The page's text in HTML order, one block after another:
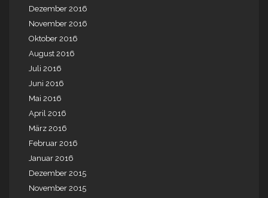
Dezember 2016
November 2016
Oktober 2016
August 2016
Juli 2016
Juni 2016
Mai 2016
April 2016
März 2016
Februar 2016
Januar 2016
Dezember 2015
November 2015